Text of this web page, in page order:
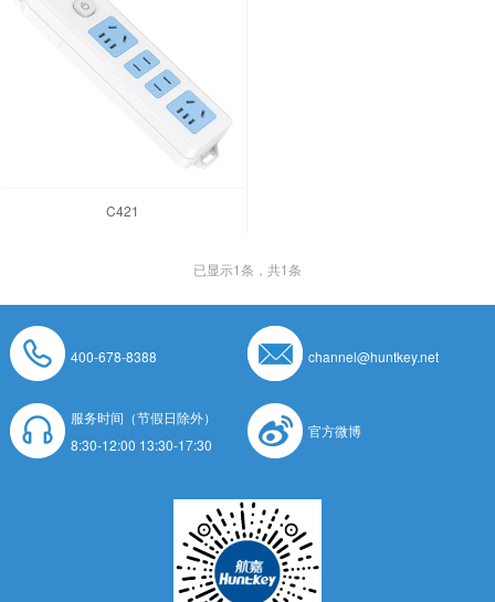
C421
已显示1条，共1条
400-678-8388 channel@huntkey.net
服务时间（节假日除外）
8:30-12:00 13:30-17:30
官方微博